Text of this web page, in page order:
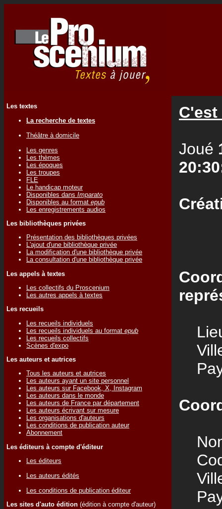
Les textes
La recherche de textes
Théâtre à domicile
Les genres
Les thèmes
Les époques
Les troupes
FLE
Le handicap moteur
Disponibles dans Imparato
Disponibles au format epub
Les enregistrements audios
Les bibliothèques privées
Présentation des bibliothèques privées
L'ajout d'une bibliothèque privée
La modification d'une bibliothèque privée
La consultation d'une bibliothèque privée
Les appels à textes
Les collectifs du Proscenium
Les autres appels à textes
Les recueils
Les recueils individuels
Les recueils individuels au format epub
Les recueils collectifs
Scènes d'expo
Les auteurs et autrices
Tous les auteurs et autrices
Les auteurs ayant un site personnel
Les auteurs sur Facebook, X, Instagram
Les auteurs dans le monde
Les auteurs de France par département
Les auteurs écrivant sur mesure
Les organisations d'auteurs
Les conditions de publication auteur
Abonnement
Les éditeurs à compte d'éditeur
Les éditeurs
Les auteurs édités
Les conditions de publication éditeur
Les sites d'auto édition (édition à compte d'auteur)
Joué